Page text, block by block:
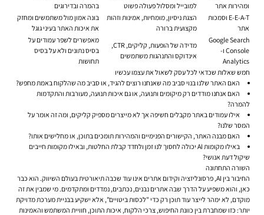
ומהירות אתר
למובייל ומסלול פעולה פשוט
בהמרה ובדירוגים
E-E-A-T וסמכות
אתר
הצגת ניסיון, מומחיות, אמינות וזהות
מקצועית ברורה
בונה אמון מול משתמשים ומחזק
את איכות האתר בעיני גוגל
Google Search
Console ו-
Analytics
מדידה של הופעות, קליקים, CTR,
אינדוקס והתנהגות משתמשים
מאפשרים לשפר עמודים על
בסיס נתונים ולא על בסיס
תחושות
חמש שאלות שכדאי לכל עסק לשאול את עצמו עכשיו
האם האתר שלנו בנוי סביב מה שאנחנו רוצים להגיד, או סביב מה שהלקוח באמת מחפש?
האם אנחנו מודדים רק מיקומים ותנועה, או גם איכות תנועה, מעורבות והתקדמות
להמרה?
אילו עמודים באתר מקבלים חשיפה אך לא מייצרים מספיק קליקים, ומה זה אומר על
המסר שלנו?
האם מבנה האתר, הקישורים הפנימיים והמהירות תומכים בתוכן, או מחלישים אותו?
באילו מקומות AI יכולה לחסוך לנו זמן ולחדד קבלת החלטות, ובאילו מקומות חייבים
שיקול דעת אנושי?
השורה התחתונה
החיבור בין AI, פרסונליזציה וקידום אתרים אינו עוד שכבה תיאורטית בעולם השיווק. הוא כבר
כאן, והוא משפיע על הדרך שבה אתרים נבנים, נכתבים, נמדדים ומתקדמים. מי שמבין את זה
מוקדם, לא ימהר לייצר עוד תוכן רק כדי "לכסות ביטויים", אלא ישקיע בבניית מערכת מדויקת
יותר: כזו שמחברת בין כוונת החיפוש, צרכי הלקוח, איכות התוכן, חוויית המשתמש והאמינות